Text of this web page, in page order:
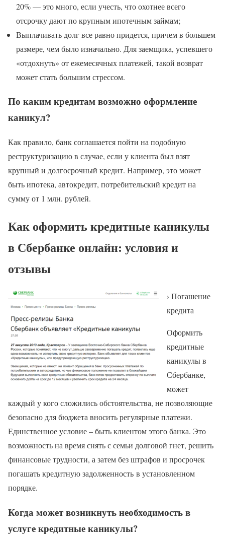
20% — это много, если учесть, что охотнее всего
отсрочку дают по крупным ипотечным займам;
Выплачивать долг все равно придется, причем в большем
размере, чем было изначально. Для заемщика, успевшего
«отдохнуть» от ежемесячных платежей, такой возврат
может стать большим стрессом.
По каким кредитам возможно оформление
каникул?
Как правило, банк соглашается пойти на подобную
реструктуризацию в случае, если у клиента был взят
крупный и долгосрочный кредит. Например, это может
быть ипотека, автокредит, потребительский кредит на
сумму от 1 млн. рублей.
Как оформить кредитные каникулы
в Сбербанке онлайн: условия и
отзывы
› Погашение
кредита
Оформить
кредитные
каникулы в
Сбербанке,
может
каждый у кого сложились обстоятельства, не позволяющие
безопасно для бюджета вносить регулярные платежи.
Единственное условие – быть клиентом этого банка. Это
возможность на время снять с семьи долговой гнет, решить
финансовые трудности, а затем без штрафов и просрочек
погашать кредитную задолженность в установленном
порядке.
Когда может возникнуть необходимость в
услуге кредитные каникулы?